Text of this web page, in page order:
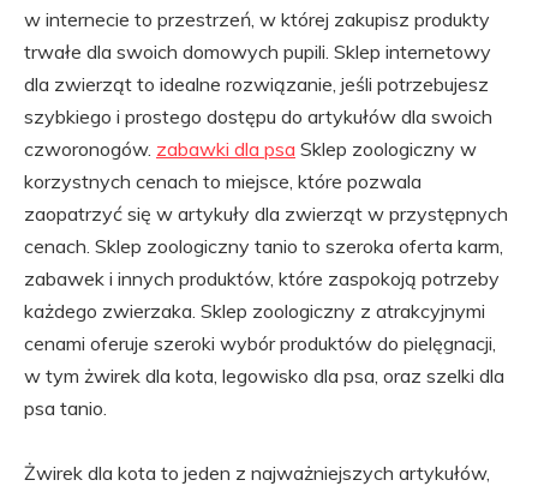
w internecie to przestrzeń, w której zakupisz produkty
trwałe dla swoich domowych pupili. Sklep internetowy
dla zwierząt to idealne rozwiązanie, jeśli potrzebujesz
szybkiego i prostego dostępu do artykułów dla swoich
czworonogów. zabawki dla psa Sklep zoologiczny w
korzystnych cenach to miejsce, które pozwala
zaopatrzyć się w artykuły dla zwierząt w przystępnych
cenach. Sklep zoologiczny tanio to szeroka oferta karm,
zabawek i innych produktów, które zaspokoją potrzeby
każdego zwierzaka. Sklep zoologiczny z atrakcyjnymi
cenami oferuje szeroki wybór produktów do pielęgnacji,
w tym żwirek dla kota, legowisko dla psa, oraz szelki dla
psa tanio.
Żwirek dla kota to jeden z najważniejszych artykułów,